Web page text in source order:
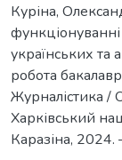
Куріна,
українських та
робота
Журналістика /
Харківський
Каразіна, 2024.